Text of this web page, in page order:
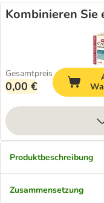
Kombinieren Sie
Gesamtpreis
0,00 €
Produktbeschreibung
Zusammensetzung